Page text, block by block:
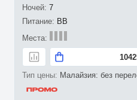
7
BB
Малайзия: без